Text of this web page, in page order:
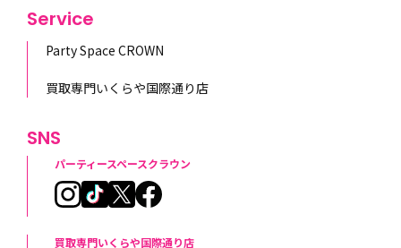
Service
Party Space CROWN
買取専門いくらや国際通り店
SNS
パーティースペースクラウン
買取専門いくらや国際通り店